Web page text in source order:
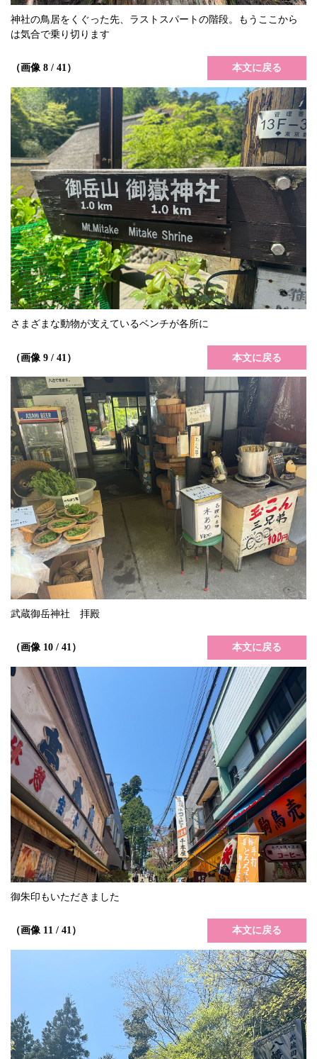
神社の鳥居をくぐった先、ラストスパートの階段。もうここから
は気合で乗り切ります
（画像 8 / 41） 本文に戻る
さまざまな動物が支えているベンチが各所に
（画像 9 / 41） 本文に戻る
武蔵御岳神社 拝殿
（画像 10 / 41） 本文に戻る
御朱印もいただきました
（画像 11 / 41） 本文に戻る